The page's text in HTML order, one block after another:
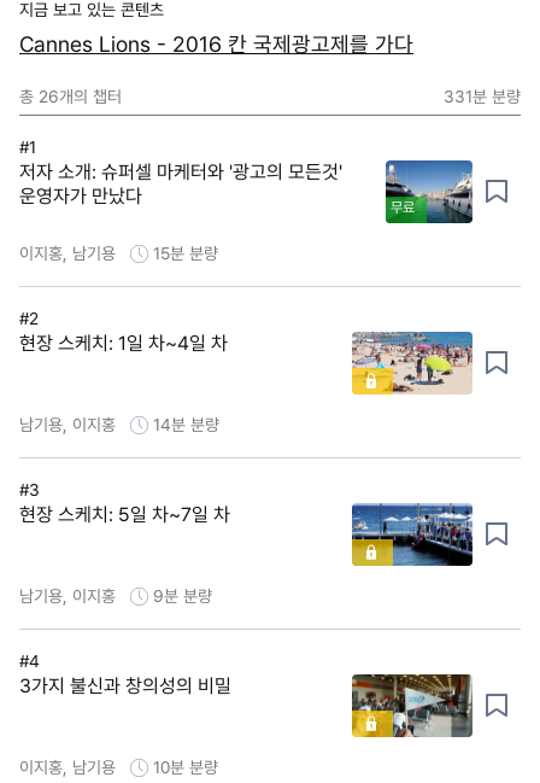
지금 보고 있는 콘텐츠
Cannes Lions - 2016 칸 국제광고제를 가다
총 26개의 챕터 331분 분량
#1
저자 소개: 슈퍼셀 마케터와 '광고의 모든것'
운영자가 만났다
무료
이지홍, 남기용 15분 분량
#2
현장 스케치: 1일 차~4일 차
남기용, 이지홍 14분 분량
#3
현장 스케치: 5일 차~7일 차
남기용, 이지홍 9분 분량
#4
3가지 불신과 창의성의 비밀
이지홍, 남기용 10분 분량